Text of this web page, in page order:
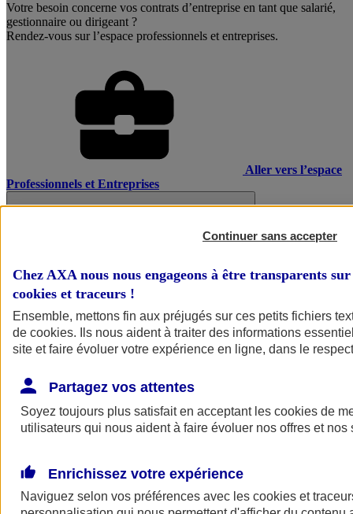
Votre besoin concerne vos contrats d’entreprise en tant que salarié,
gestionnaire ou dirigeant ?
Rendez-vous sur l’espace professionnels et entreprises.
Aller vers l’espace
Professionnels et Entreprises
Continuer sans accepter
Chez AXA nous nous engageons à être transparents
cookies et traceurs !
Ensemble, mettons fin aux préjugés sur ces petits fichiers
de cookies. Ils nous aident à traiter des informations
site et faire évoluer votre expérience en ligne, dans le
Partagez vos attentes
Soyez toujours plus satisfait en acceptant les cookies de
utilisateurs qui nous aident à faire évoluer nos offres et nos
Enrichissez votre expérience
Naviguez selon vos préférences avec les cookies et